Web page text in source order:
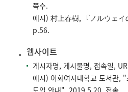
쪽수.
예시) 村上春樹, 『ノルウェ
p.56.
웹사이트
게시자명, 게시물명, 접속일,
예시) 이화여자대학교 도서관,